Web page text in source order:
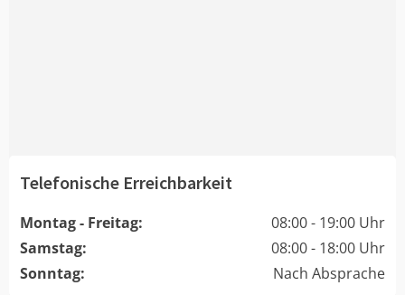
Telefonische Erreichbarkeit
Montag - Freitag:
08:00 - 19:00 Uhr
Samstag:
08:00 - 18:00 Uhr
Sonntag:
Nach Absprache